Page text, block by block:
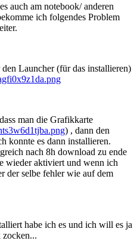
auch am notebook/ anderen
ich folgendes Problem
Launcher (für das installieren)
man die Grafikkarte
) , dann den
konnte es dann installieren.
nach 8h download zu ende
wieder aktiviert und wenn ich
der selbe fehler wie auf dem
habe ich es und ich will es ja